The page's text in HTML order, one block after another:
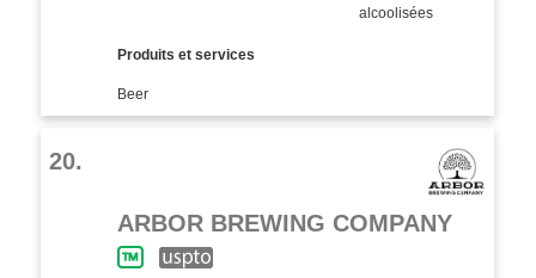
alcoolisées
Produits et services
Beer
20.
ARBOR BREWING COMPANY